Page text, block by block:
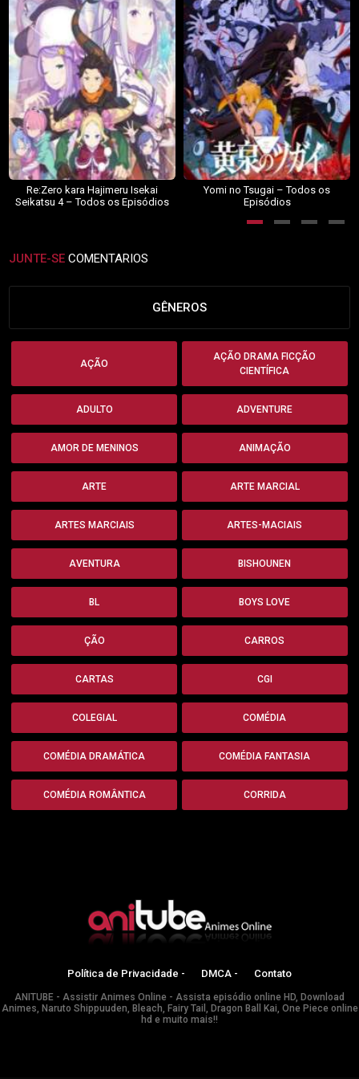
Re:Zero kara Hajimeru Isekai
Seikatsu 4 – Todos os Episódios
Yomi no Tsugai – Todos os
Episódios
JUNTE-SE COMENTARIOS
GÊNEROS
AÇÃO
AÇÃO DRAMA FICÇÃO
CIENTÍFICA
ADULTO ADVENTURE
AMOR DE MENINOS ANIMAÇÃO
ARTE ARTE MARCIAL
ARTES MARCIAIS ARTES-MACIAIS
AVENTURA BISHOUNEN
BL BOYS LOVE
ÇÃO CARROS
CARTAS CGI
COLEGIAL COMÉDIA
COMÉDIA DRAMÁTICA COMÉDIA FANTASIA
COMÉDIA ROMÂNTICA CORRIDA
Política de Privacidade - DMCA - Contato
ANITUBE - Assistir Animes Online - Assista episódio online HD, Download
Animes, Naruto Shippuuden, Bleach, Fairy Tail, Dragon Ball Kai, One Piece online
hd e muito mais!!